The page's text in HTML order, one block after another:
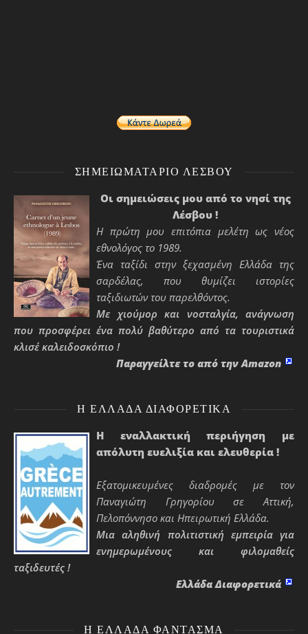
ΣΗΜΕΙΩΜΑΤΆΡΙΟ ΛΈΣΒΟΥ
Οι σημειώσεις μου από το νησί της
Λέσβου !
Η πρώτη μου επιτόπια μελέτη ως νέος
εθνολόγος το 1989.
Ένα ταξίδι στην ξεχασμένη Ελλάδα της
σαρδέλας, που θυμίζει ιστορίες
ταξιδιωτών του παρελθόντος.
Με χιούμορ και νοσταλγία, ανάγνωση
που προσφέρει ένα πολύ βαθύτερο από τα τουριστικά
κλισέ καλειδοσκόπιο !
Παραγγείλτε το από την Amazon
H ΕΛΛΆΔΑ ΔΙΑΦΟΡΕΤΙΚΆ
Η εναλλακτική περιήγηση με
απόλυτη ευελιξία και ελευθερία !
Εξατομικευμένες διαδρομές με τον
Παναγιώτη Γρηγορίου σε Αττική,
Πελοπόννησο και Ηπειρωτική Ελλάδα.
Μια αληθινή πολιτιστική εμπειρία για
ενημερωμένους και φιλομαθείς
ταξιδευτές !
Ελλάδα Διαφορετικά
H ΕΛΛΆΔΑ ΦΆΝΤΑΣΜΑ